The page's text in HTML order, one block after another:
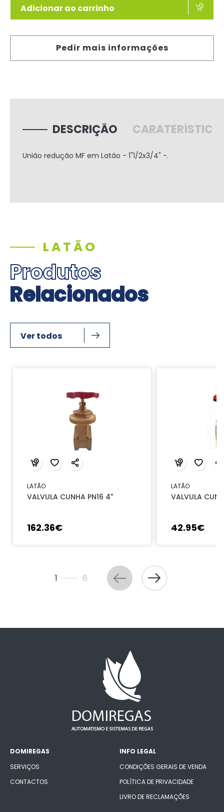
Adicionar ao carrinho
Pedir mais informações
DESCRIÇÃO
União redução MF em Latão - 1"1/2x3/4" -.
LATÃO
Produtos
Relacionados
Ver todos
LATÃO
VALVULA CUNHA PN16 4"
162.36€
LATÃO
VALVULA
42.95€
1 6
DOMIREGAS
SERVIÇOS
CONTACTOS
INFO LEGAL
CONDIÇÕES GERAIS DE VENDA
POLÍTICA DE PRIVACIDADE
LIVRO DE RECLAMAÇÕES